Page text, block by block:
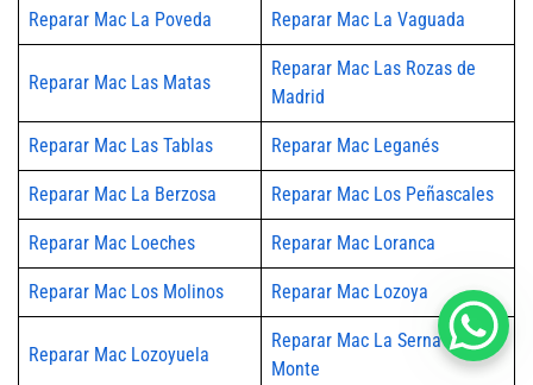
Reparar Mac La Poveda Reparar Mac La Vaguada
Reparar Mac Las Matas
Reparar Mac Las Rozas de
Madrid
Reparar Mac Las Tablas Reparar Mac Leganés
Reparar Mac La Berzosa Reparar Mac Los Peñascales
Reparar Mac Loeches Reparar Mac Loranca
Reparar Mac Los Molinos Reparar Mac Lozoya
Reparar Mac Lozoyuela
Reparar Mac La Serna del
Monte